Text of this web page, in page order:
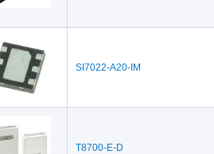
SI7022-A20-IM
T8700-E-D